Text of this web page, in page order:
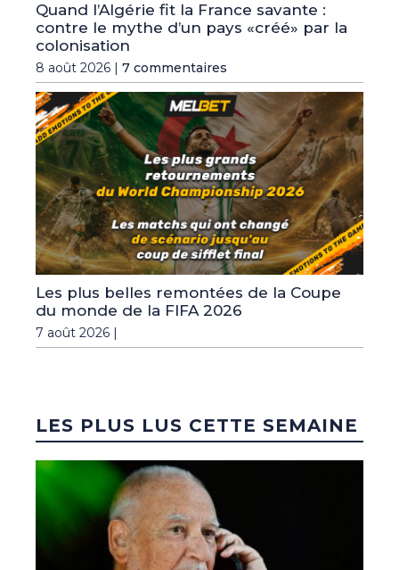
Quand l’Algérie fit la France savante :
contre le mythe d’un pays «créé» par la
colonisation
8 août 2026 | 7 commentaires
Les plus belles remontées de la Coupe
du monde de la FIFA 2026
7 août 2026 |
LES PLUS LUS CETTE SEMAINE